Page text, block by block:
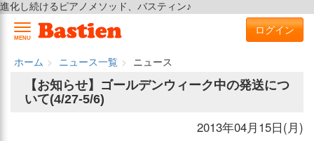
進化し続けるピアノメソッド、バスティン♪
MENU
ログイン
ホーム ニュース一覧
ニュース
【お知らせ】ゴールデンウィーク中の発送につ
いて(4/27-5/6)
2013年04月15日(月)